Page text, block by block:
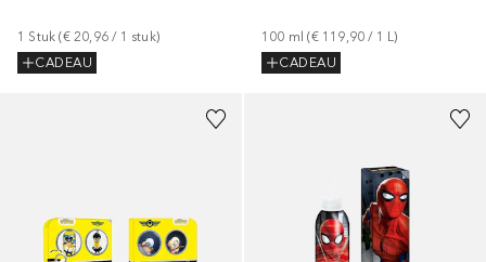
1 Stuk (€ 20,96 / 1 stuk)
CADEAU
100 ml (€ 119,90 / 1 L)
CADEAU